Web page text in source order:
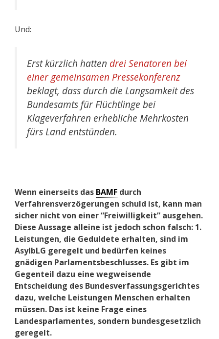
Und:
Erst kürzlich hatten drei Senatoren bei
einer gemeinsamen Pressekonferenz
beklagt, dass durch die Langsamkeit des
Bundesamts für Flüchtlinge bei
Klageverfahren erhebliche Mehrkosten
fürs Land entstünden.
Wenn einerseits das BAMF durch
Verfahrensverzögerungen schuld ist, kann man
sicher nicht von einer “Freiwilligkeit” ausgehen.
Diese Aussage alleine ist jedoch schon falsch: 1.
Leistungen, die Geduldete erhalten, sind im
AsylbLG geregelt und bedürfen keines
gnädigen Parlamentsbeschlusses. Es gibt im
Gegenteil dazu eine wegweisende
Entscheidung des Bundesverfassungsgerichtes
dazu, welche Leistungen Menschen erhalten
müssen. Das ist keine Frage eines
Landesparlamentes, sondern bundesgesetzlich
geregelt.